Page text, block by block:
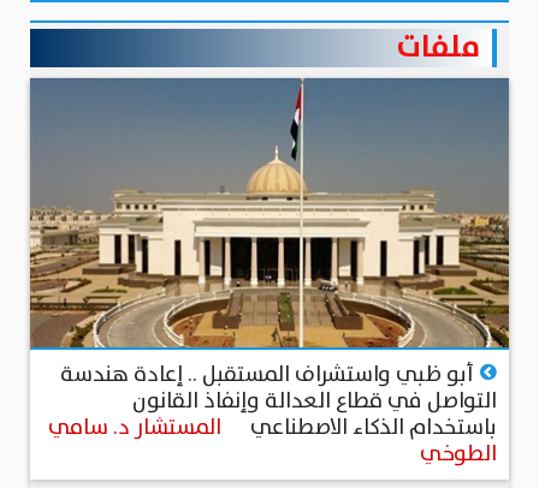
ملفات
منذ أكثر من شهرين
أبو ظبي واستشراف المستقبل .. إعادة هندسة
التواصل في قطاع العدالة وإنفاذ القانون
باستخدام الذكاء الاصطناعي المستشار د. سامي
الطوخي